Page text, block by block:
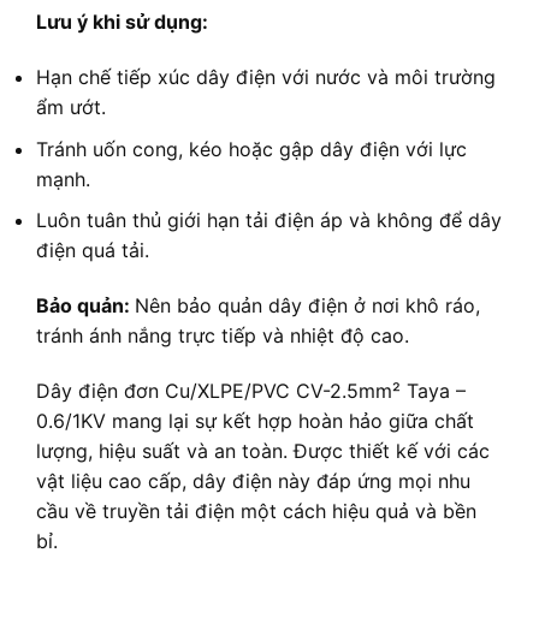
Lưu ý khi sử dụng:
Hạn chế tiếp xúc dây điện với nước và môi trường
ẩm ướt.
Tránh uốn cong, kéo hoặc gập dây điện với lực
mạnh.
Luôn tuân thủ giới hạn tải điện áp và không để dây
điện quá tải.
Bảo quản: Nên bảo quản dây điện ở nơi khô ráo,
tránh ánh nắng trực tiếp và nhiệt độ cao.
Dây điện đơn Cu/XLPE/PVC CV-2.5mm² Taya –
0.6/1KV mang lại sự kết hợp hoàn hảo giữa chất
lượng, hiệu suất và an toàn. Được thiết kế với các
vật liệu cao cấp, dây điện này đáp ứng mọi nhu
cầu về truyền tải điện một cách hiệu quả và bền
bỉ.